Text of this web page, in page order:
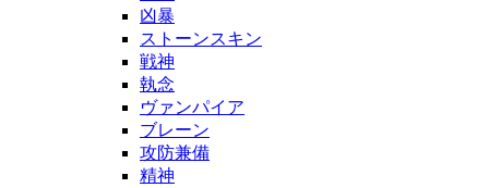
凶暴
ストーンスキン
戦神
執念
ヴァンパイア
ブレーン
攻防兼備
精神